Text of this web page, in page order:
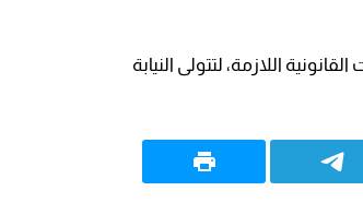
اللازمة، لتتولى النيابة